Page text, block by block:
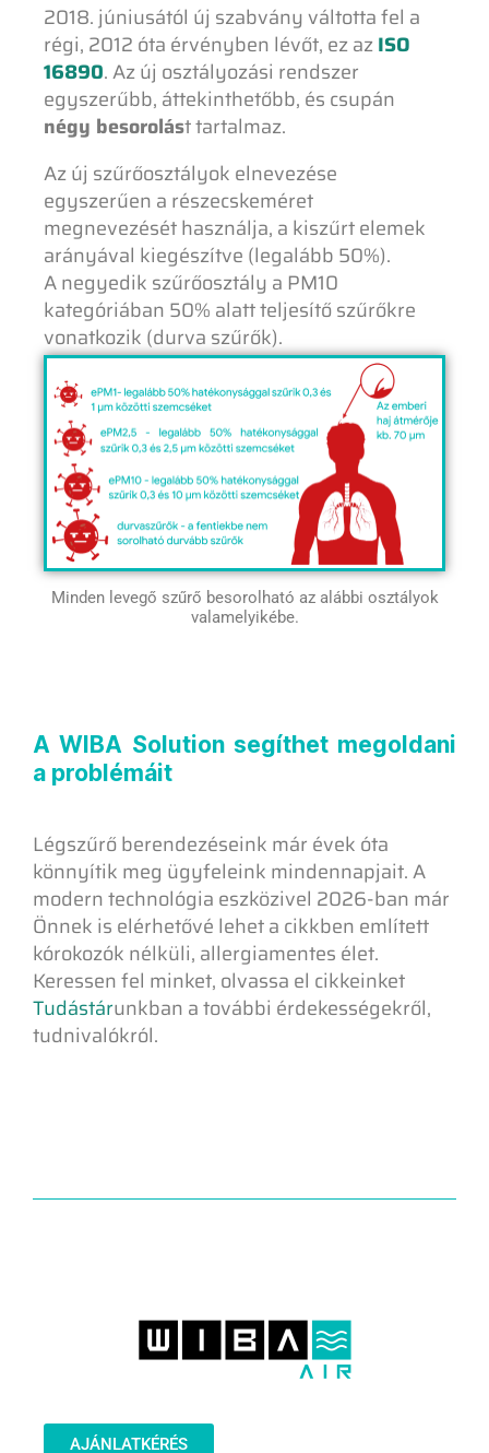
2018. júniusától új szabvány váltotta fel a
régi, 2012 óta érvényben lévőt, ez azISO
16890. Az új osztályozási rendszer
egyszerűbb, áttekinthetőbb, és csupán
négy besorolást tartalmaz.
Az új szűrőosztályok elnevezése
egyszerűen a részecskeméret
megnevezését használja, a kiszűrt elemek
arányával kiegészítve (legalább 50%).
A negyedik szűrőosztály a PM10
kategóriában 50% alatt teljesítő szűrőkre
vonatkozik (durva szűrők).
Minden levegő szűrő besorolható az alábbi osztályok
valamelyikébe.
A WIBA Solution segíthet megoldani
a problémáit
Légszűrő berendezéseink már évek óta
könnyítik meg ügyfeleink mindennapjait. A
modern technológia eszközivel 2026-ban már
Önnek is elérhetővé lehet a cikkben említett
kórokozók nélküli, allergiamentes élet.
Keressen fel minket, olvassa el cikkeinket
Tudástárunkban a további érdekességekről,
tudnivalókról.
AJÁNLATKÉRÉS